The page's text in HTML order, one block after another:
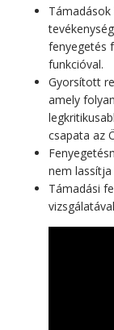
fenyegetés
funkcióval.
Gyorsított
amely
csapata az
nem lassítja
Támadási